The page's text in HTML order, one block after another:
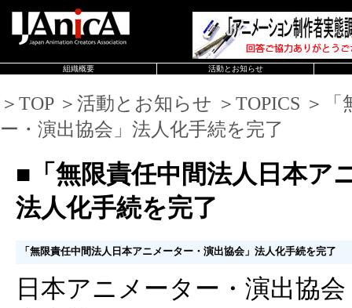
組織概要 活動とお知らせ
＞TOP ＞活動とお知らせ ＞TOPICS ＞
ー・演出協会」法人化手続を完了
■「無限責任中間法人日本ア
法人化手続を完了
「無限責任中間法人日本アニメーター・演出協会」法人化手続を完了
日本アニメーター・演出協